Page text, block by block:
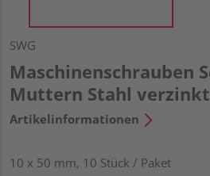
SWG
Maschinenschrauben
Muttern Stahl
Artikelinformationen
10 x 50 mm, 10 Stück / Paket